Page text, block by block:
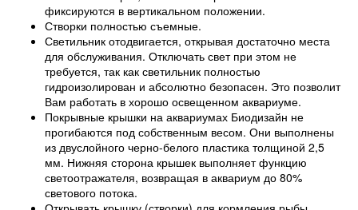
фиксируются в вертикальном положении.
Створки полностью съемные.
Светильник отодвигается, открывая достаточно места
для обслуживания. Отключать свет при этом не
требуется, так как светильник полностью
гидроизолирован и абсолютно безопасен. Это позволит
Вам работать в хорошо освещенном аквариуме.
Покрывные крышки на аквариумах Биодизайн не
прогибаются под собственным весом. Они выполнены
из двуслойного черно-белого пластика толщиной 2,5
мм. Нижняя сторона крышек выполняет функцию
светоотражателя, возвращая в аквариум до 80%
светового потока.